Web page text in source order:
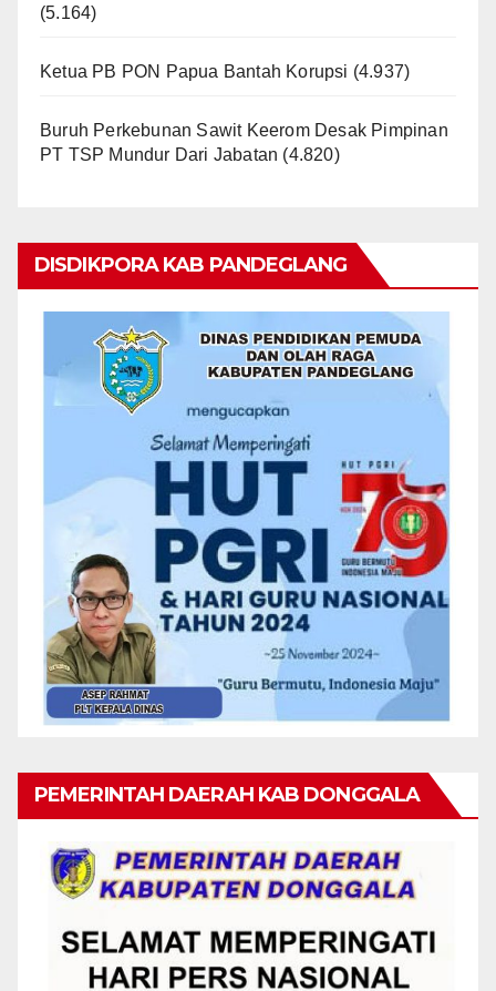
(5.164)
Ketua PB PON Papua Bantah Korupsi (4.937)
Buruh Perkebunan Sawit Keerom Desak Pimpinan
PT TSP Mundur Dari Jabatan (4.820)
DISDIKPORA KAB PANDEGLANG
PEMERINTAH DAERAH KAB DONGGALA